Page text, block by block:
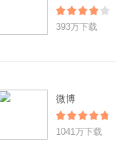
393万下载
微博
1041万下载